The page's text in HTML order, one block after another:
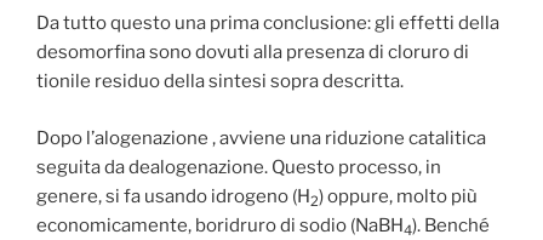
Da tutto questo una prima conclusione: gli effetti della
desomorfina sono dovuti alla presenza di cloruro di
tionile residuo della sintesi sopra descritta.
Dopo l’alogenazione , avviene una riduzione catalitica
seguita da dealogenazione. Questo processo, in
genere, si fa usando idrogeno (H2) oppure, molto più
economicamente, boridruro di sodio (NaBH4). Benché